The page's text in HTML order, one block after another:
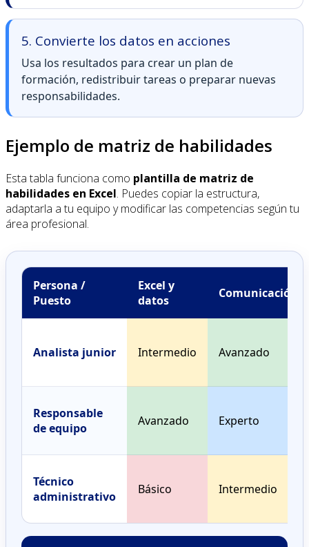
5. Convierte los datos en acciones
Usa los resultados para crear un plan de
formación, redistribuir tareas o preparar nuevas
responsabilidades.
Ejemplo de matriz de habilidades
Esta tabla funciona como plantilla de matriz de
habilidades en Excel. Puedes copiar la estructura,
adaptarla a tu equipo y modificar las competencias según tu
área profesional.
Persona /
Puesto
Excel y
datos
Comunicación
Analista junior Intermedio Avanzado
Responsable
de equipo
Avanzado Experto
Técnico
administrativo
Básico Intermedio